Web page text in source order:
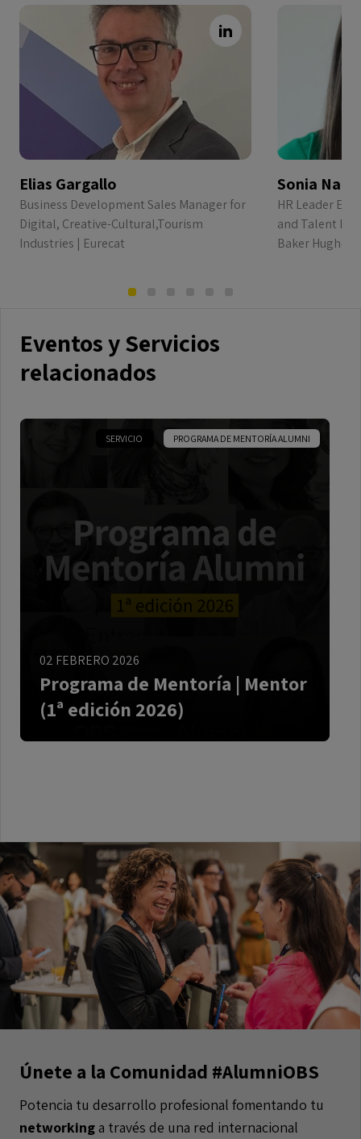
Elias Gargallo
Business Development Sales Manager for
Digital, Creative-Cultural,Tourism
Industries | Eurecat
Sonia
HR Leader
and Talent
Baker Hughes
Eventos y Servicios
relacionados
SERVICIO PROGRAMA DE MENTORÍA ALUMNI
02 FEBRERO 2026
Programa de Mentoría | Mentor
(1ª edición 2026)
¡Participa como Mentor! Si tienes experiencia
como mentor y quieres colaborar para que otros
puedan crecer profesional y personalmente, te
. ¡Presenta tu candidatura y colabora
ESPAÑOL
Únete a la Comunidad #AlumniOBS
Potencia tu desarrollo profesional fomentando tu
networkinga través de una red internacional